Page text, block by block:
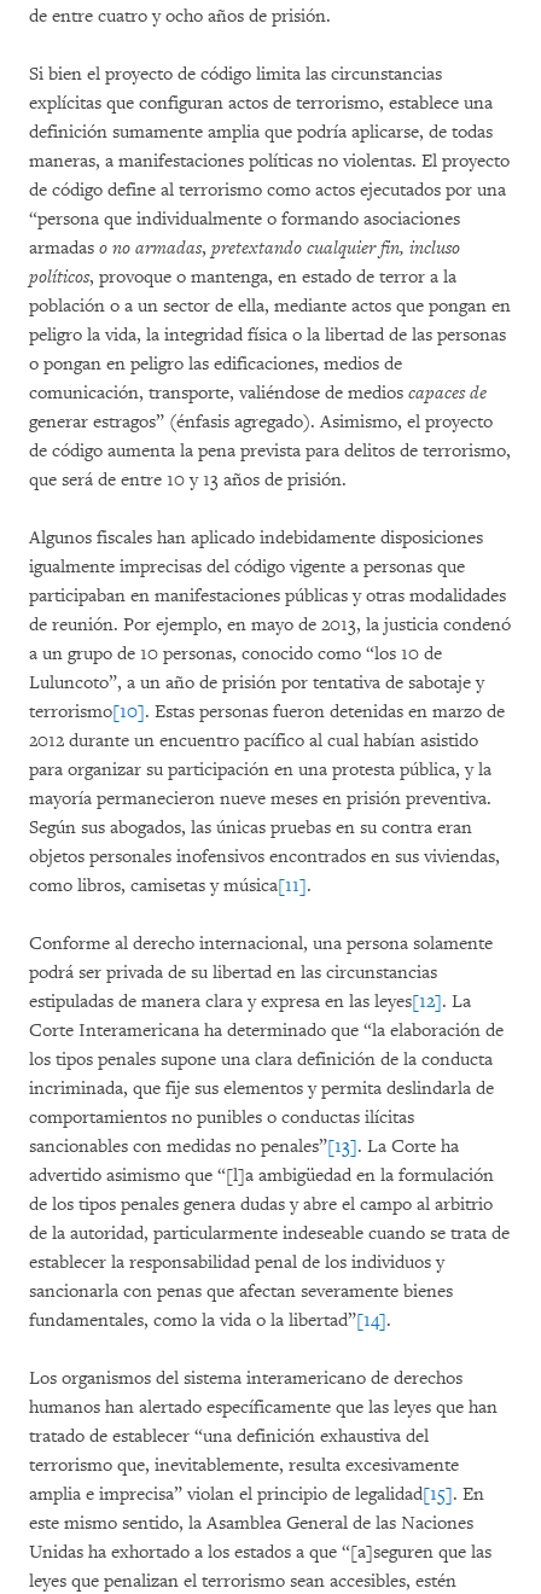
de entre cuatro y ocho años de prisión.
Si bien el proyecto de código limita las circunstancias
explícitas que configuran actos de terrorismo, establece una
definición sumamente amplia que podría aplicarse, de todas
maneras, a manifestaciones políticas no violentas. El proyecto
de código define al terrorismo como actos ejecutados por una
“persona que individualmente o formando asociaciones
armadas o no armadas, pretextando cualquier fin, incluso
políticos, provoque o mantenga, en estado de terror a la
población o a un sector de ella, mediante actos que pongan en
peligro la vida, la integridad física o la libertad de las personas
o pongan en peligro las edificaciones, medios de
comunicación, transporte, valiéndose de medios capaces de
generar estragos” (énfasis agregado). Asimismo, el proyecto
de código aumenta la pena prevista para delitos de terrorismo,
que será de entre 10 y 13 años de prisión.
Algunos fiscales han aplicado indebidamente disposiciones
igualmente imprecisas del código vigente a personas que
participaban en manifestaciones públicas y otras modalidades
de reunión. Por ejemplo, en mayo de 2013, la justicia condenó
a un grupo de 10 personas, conocido como “los 10 de
Luluncoto”, a un año de prisión por tentativa de sabotaje y
terrorismo[10]. Estas personas fueron detenidas en marzo de
2012 durante un encuentro pacífico al cual habían asistido
para organizar su participación en una protesta pública, y la
mayoría permanecieron nueve meses en prisión preventiva.
Según sus abogados, las únicas pruebas en su contra eran
objetos personales inofensivos encontrados en sus viviendas,
como libros, camisetas y música[11].
Conforme al derecho internacional, una persona solamente
podrá ser privada de su libertad en las circunstancias
estipuladas de manera clara y expresa en las leyes[12]. La
Corte Interamericana ha determinado que “la elaboración de
los tipos penales supone una clara definición de la conducta
incriminada, que fije sus elementos y permita deslindarla de
comportamientos no punibles o conductas ilícitas
sancionables con medidas no penales”[13]. La Corte ha
advertido asimismo que “[l]a ambigüedad en la formulación
de los tipos penales genera dudas y abre el campo al arbitrio
de la autoridad, particularmente indeseable cuando se trata de
establecer la responsabilidad penal de los individuos y
sancionarla con penas que afectan severamente bienes
fundamentales, como la vida o la libertad”[14].
Los organismos del sistema interamericano de derechos
humanos han alertado específicamente que las leyes que han
tratado de establecer “una definición exhaustiva del
terrorismo que, inevitablemente, resulta excesivamente
amplia e imprecisa” violan el principio de legalidad[15]. En
este mismo sentido, la Asamblea General de las Naciones
Unidas ha exhortado a los estados a que “[a]seguren que las
leyes que penalizan el terrorismo sean accesibles, estén